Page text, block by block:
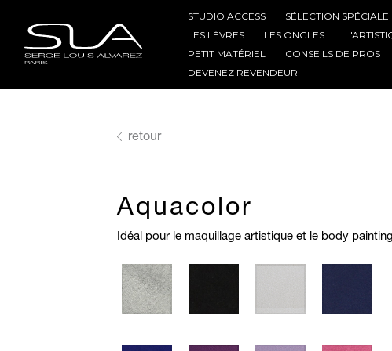
STUDIO ACCESS SÉLECTION
LES LÈVRES
LES ONGLES
PETIT MATÉRIEL
CONSEILS DE PROS
DEVENEZ REVENDEUR
retour
Aquacolor
Idéal pour le maquillage artistique et le body painting